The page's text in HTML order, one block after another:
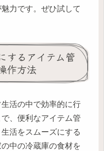
力です。ぜひ試して
するアイテム管
作方法
活の中で効率的に行
、便利なアイテム管
活をスムーズにする
中の冷蔵庫の食材を